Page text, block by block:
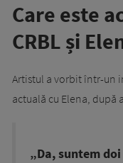
Care este
CRBL și
Artistul a vorbit într-un
actuală cu Elena,
„Da, suntem